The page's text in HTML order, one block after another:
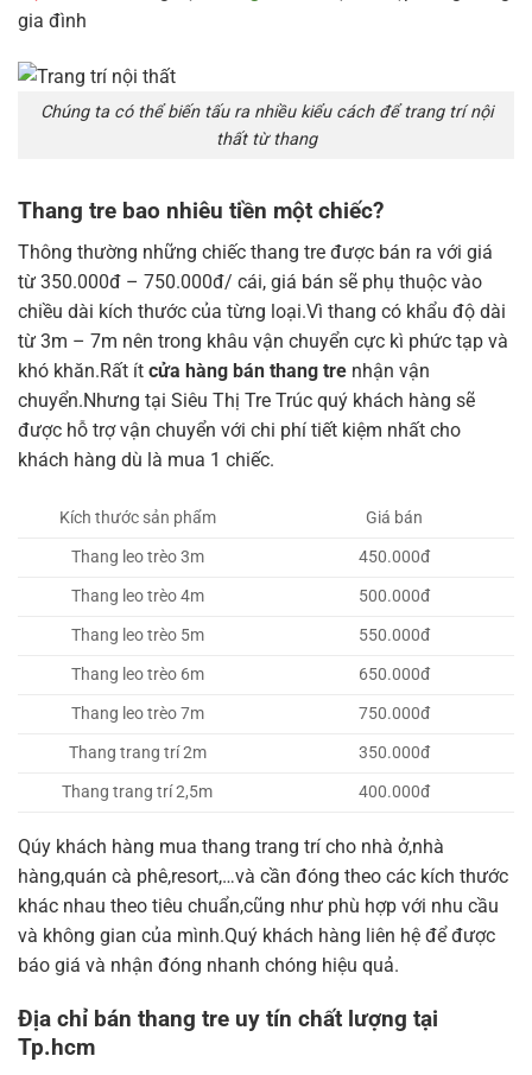
gia đình
Chúng ta có thể biến tấu ra nhiều kiểu cách để trang trí nội
thất từ thang
Thang tre bao nhiêu tiền một chiếc?
Thông thường những chiếc thang tre được bán ra với giá
từ 350.000đ – 750.000đ/ cái, giá bán sẽ phụ thuộc vào
chiều dài kích thước của từng loại.Vì thang có khẩu độ dài
từ 3m – 7m nên trong khâu vận chuyển cực kì phức tạp và
khó khăn.Rất ít cửa hàng bán thang tre nhận vận
chuyển.Nhưng tại Siêu Thị Tre Trúc quý khách hàng sẽ
được hỗ trợ vận chuyển với chi phí tiết kiệm nhất cho
khách hàng dù là mua 1 chiếc.
Kích thước sản phẩm
Giá bán
Thang leo trèo 3m
450.000đ
Thang leo trèo 4m
500.000đ
Thang leo trèo 5m
550.000đ
Thang leo trèo 6m
650.000đ
Thang leo trèo 7m
750.000đ
Thang trang trí 2m
350.000đ
Thang trang trí 2,5m
400.000đ
Qúy khách hàng mua thang trang trí cho nhà ở,nhà
hàng,quán cà phê,resort,…và cần đóng theo các kích thước
khác nhau theo tiêu chuẩn,cũng như phù hợp với nhu cầu
và không gian của mình.Quý khách hàng liên hệ để được
báo giá và nhận đóng nhanh chóng hiệu quả.
Địa chỉ bán thang tre uy tín chất lượng tại
Tp.hcm